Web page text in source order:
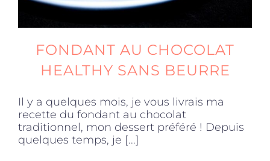
FONDANT AU CHOCOLAT
HEALTHY SANS BEURRE
Il y a quelques mois, je vous livrais ma
recette du fondant au chocolat
traditionnel, mon dessert préféré ! Depuis
quelques temps, je [...]